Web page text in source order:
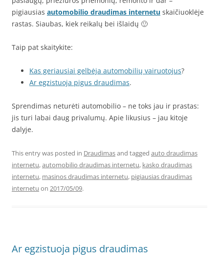
pigiausias automobilio draudimas internetu skaičiuoklėje
rastas. Siaubas, kiek reikalų bei išlaidų 🙂
Taip pat skaitykite:
Kas geriausiai gelbėja automobilių vairuotojus?
Ar egzistuoja pigus draudimas.
Sprendimas neturėti automobilio – ne toks jau ir prastas:
jis turi labai daug privalumų. Apie likusius – jau kitoje
dalyje.
This entry was posted in Draudimasand tagged auto draudimas
internetu,automobilio draudimas internetu, kasko draudimas
internetu, masinos draudimas internetu, pigiausias draudimas
internetu on 2017/05/09.
Ar egzistuoja pigus draudimas